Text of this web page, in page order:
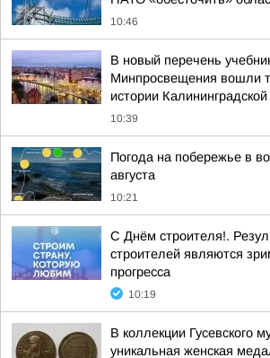
10:46
В новый перечень
Минпросвещения вошли
истории
10:39
Погода на побережье в
августа
10:21
С Днём строителя!.
строителей являются
прогресса
10:19
В коллекции Гусевского
уникальная женская